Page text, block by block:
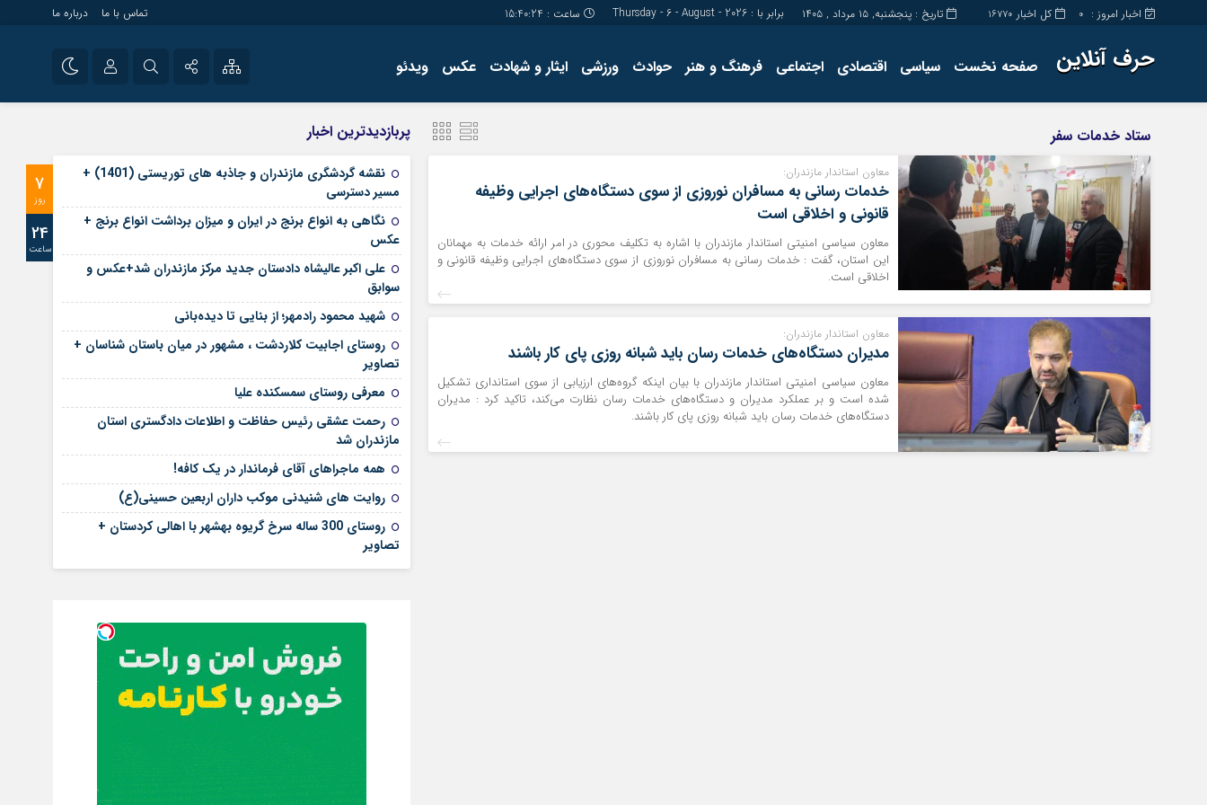
کل اخبار 16770 اخبار امروز : 0 تاریخ : پنجشنبه, ۱۵ مرداد , ۱۴۰۵ برابر با : Thursday - 6 - August - 2026 ساعت : 15:40:24 تماس با ما درباره ما
حرف آنلاین صفحه نخست سیاسی اقتصادی اجتماعی فرهنگ و هنر حوادث ورزشی ایثار و شهادت عکس ویدئو
رمز عبور
مرا به خاطر بسپار
کارگاه آموزشی راه اندازی سایت و
تولید محتوا سایت های خبری و
مجله ای ستاد خدمات سفر
معاون استاندار مازندران:
خدمات رسانی به مسافران نوروزی از سوی دستگاه‌های اجرایی وظیفه
قانونی و اخلاقی است
معاون سیاسی امنیتی استاندار مازندران با اشاره به تکلیف محوری در امر ارائه خدمات به مهمانان
این استان، گفت : خدمات رسانی به مسافران نوروزی از سوی دستگاه‌های اجرایی وظیفه قانونی و
اخلاقی است.
معاون استاندار مازندران:
مدیران دستگاه‌های خدمات رسان باید شبانه روزی پای کار باشند
معاون سیاسی امنیتی استاندار مازندران با بیان اینکه گروه‌های ارزیابی از سوی استانداری تشکیل
شده است و بر عملکرد مدیران و دستگاه‌های خدمات رسان نظارت می‌کند، تاکید کرد : مدیران
دستگاه‌های خدمات رسان باید شبانه روزی پای کار باشند.
پربازدیدترین اخبار
7
روز
24
ساعت
نقشه گردشگری مازندران و جاذبه های توریستی (1401) +
مسیر دسترسی
نگاهی به انواع برنج در ایران و میزان برداشت انواع برنج +
عکس
علی‌ اکبر عالیشاه دادستان جدید مرکز مازندران شد+عکس و
سوابق
شهید محمود رادمهر؛ از بنایی تا دیده‌بانی
روستای اجابیت کلاردشت ، مشهور در میان باستان شناسان +
تصاویر
معرفی روستای سمسکنده علیا
رحمت عشقی رئیس حفاظت و اطلاعات دادگستری استان
مازندران شد
همه ماجراهای آقای فرماندار در یک کافه!
روایت های شنیدنی موکب داران اربعین حسینی(ع)
روستای 300 ساله سرخ ‌گریوه بهشهر با اهالی کردستان +
تصاویر